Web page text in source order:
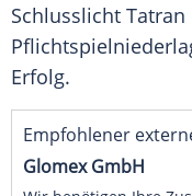
Schlusslicht
Erfolg.
Empfohlener
Glomex GmbH